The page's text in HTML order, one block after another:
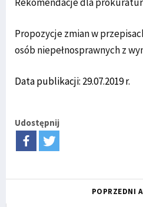
Propozycje zmian w
osób niepełnosprawnych z
Data publikacji: 29.07.2019 r.
Udostępnij
POPRZEDNI